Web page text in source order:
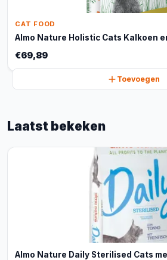
CAT FOOD
Almo Nature Holistic Cats Kalkoen
€69,89
Toevoegen
Laatst bekeken
Almo Nature Daily Sterilised Cats